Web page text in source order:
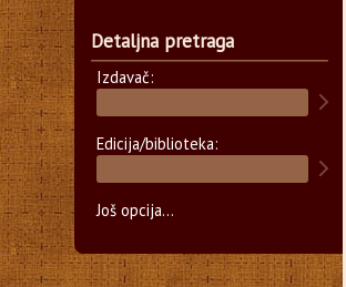
Detaljna pretraga
Izdavač:
Edicija/biblioteka:
Još opcija...